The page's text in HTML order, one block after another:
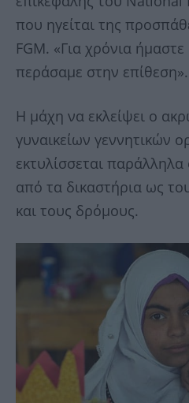
που ηγείται της
FGM. «Για χρόνια
περάσαμε στην επίθεση».
Η μάχη να εκλείψει ο
γυναικείων γεννητικών
εκτυλίσσεται
από τα δικαστήρια ως
και τους δρόμους.